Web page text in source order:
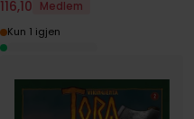
116,10
Medlem
Kun 1 igjen